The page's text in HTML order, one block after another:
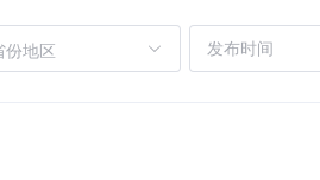
份地区